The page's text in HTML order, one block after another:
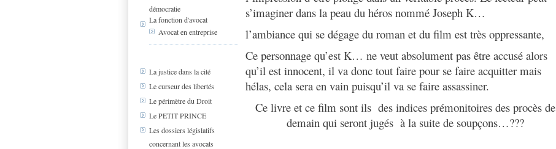
démocratie
La fonction d'avocat
Avocat en entreprise
La justice dans la cité
Le curseur des libertés
Le périmètre du Droit
Le PETIT PRINCE
Les dossiers législatifs
concernant les avocats
s’imaginer dans la peau du héros nommé Joseph K…
l’ambiance qui se dégage du roman et du film est très oppressante,
Ce personnage qu’est K… ne veut absolument pas être accusé alors
qu’il est innocent, il va donc tout faire pour se faire acquitter mais
hélas, cela sera en vain puisqu’il va se faire assassiner.
Ce livre et ce film sont ils des indices prémonitoires des procès de
demain qui seront jugés à la suite de soupçons…???